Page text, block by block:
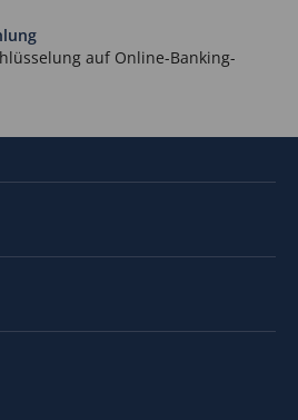
auf Online-Banking-